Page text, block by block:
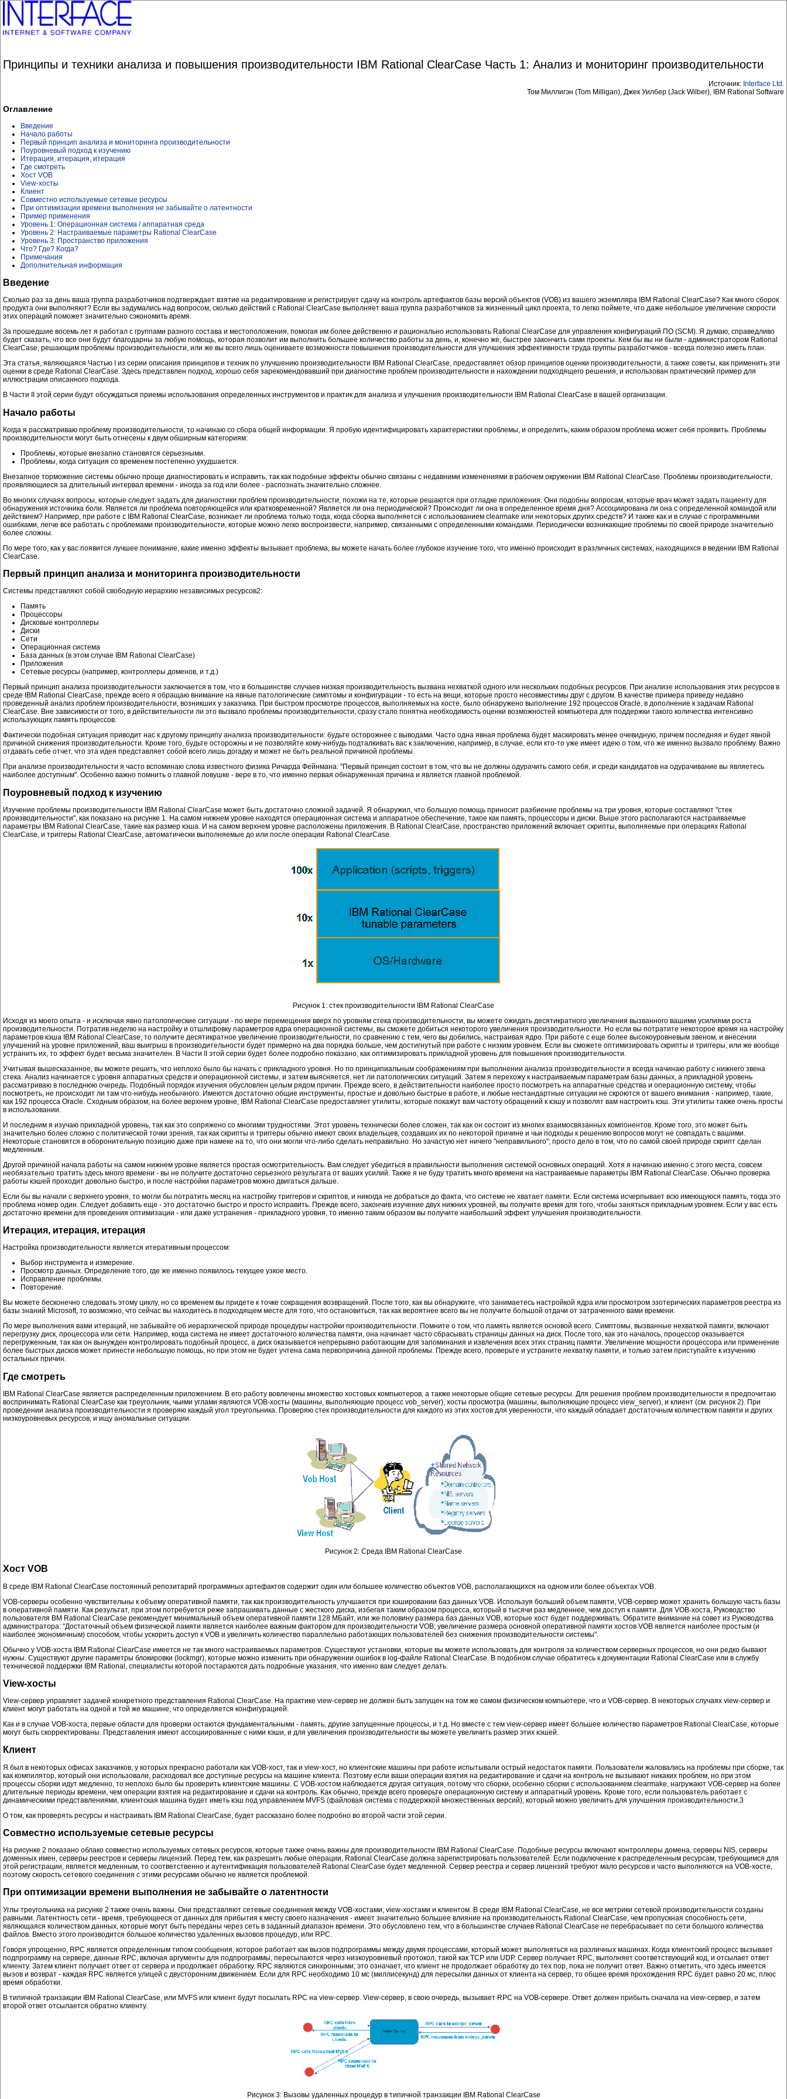
Принципы и техники анализа и повышения производительности IBM Rational ClearCase Часть 1: Анализ и мониторинг производительности
Источник: Interface Ltd
Том Миллигэн (Tom Milligan), Джек Уилбер (Jack Wilber), IBM Rational Software
Оглавление
Введение
Начало работы
Первый принцип анализа и мониторинга производительности
Поуровневый подход к изучению
Итерация, итерация, итерация
Где смотреть
Хост VOB
View-хосты
Клиент
Совместно используемые сетевые ресурсы
При оптимизации времени выполнения не забывайте о латентности
Пример применения
Уровень 1: Операционная система / аппаратная среда
Уровень 2: Настраиваемые параметры Rational ClearCase
Уровень 3: Пространство приложения
Что? Где? Когда?
Примечания
Дополнительная информация
Введение
Сколько раз за день ваша группа разработчиков подтверждает взятие на редактирование и регистрирует сдачу на контроль артефактов базы версий объектов (VOB) из вашего экземпляра IBM Rational ClearCase? Как много сборок
продукта они выполняют? Если вы задумались над вопросом, сколько действий с Rational ClearCase выполняет ваша группа разработчиков за жизненный цикл проекта, то легко поймете, что даже небольшое увеличение скорости
этих операций поможет значительно сэкономить время.
За прошедшие восемь лет я работал с группами разного состава и местоположения, помогая им более действенно и рационально использовать Rational ClearCase для управления конфигураций ПО (SCM). Я думаю, справедливо
будет сказать, что все они будут благодарны за любую помощь, которая позволит им выполнить большее количество работы за день, и, конечно же, быстрее закончить сами проекты. Кем бы вы ни были - администратором Rational
ClearCase, решающим проблемы производительности, или же вы всего лишь оцениваете возможности повышения производительности для улучшения эффективности труда группы разработчиков - всегда полезно иметь план.
Эта статья, являющаяся Частью I из серии описания принципов и техник по улучшению производительности IBM Rational ClearCase, предоставляет обзор принципов оценки производительности, а также советы, как применить эти
оценки в среде Rational ClearCase. Здесь представлен подход, хорошо себя зарекомендовавший при диагностике проблем производительности и нахождении подходящего решения, и использован практический пример для
иллюстрации описанного подхода.
В Части II этой серии будут обсуждаться приемы использования определенных инструментов и практик для анализа и улучшения производительности IBM Rational ClearCase в вашей организации.
Начало работы
Когда я рассматриваю проблему производительности, то начинаю со сбора общей информации. Я пробую идентифицировать характеристики проблемы, и определить, каким образом проблема может себя проявить. Проблемы
производительности могут быть отнесены к двум обширным категориям:
Проблемы, которые внезапно становятся серьезными.
Проблемы, когда ситуация со временем постепенно ухудшается.
Внезапное торможение системы обычно проще диагностировать и исправить, так как подобные эффекты обычно связаны с недавними изменениями в рабочем окружении IBM Rational ClearCase. Проблемы производительности,
проявляющиеся за длительный интервал времени - иногда за год или более - распознать значительно сложнее.
Во многих случаях вопросы, которые следует задать для диагностики проблем производительности, похожи на те, которые решаются при отладке приложения. Они подобны вопросам, которые врач может задать пациенту для
обнаружения источника боли. Является ли проблема повторяющейся или кратковременной? Является ли она периодической? Происходит ли она в определенное время дня? Ассоциирована ли она с определенной командой или
действием? Например, при работе с IBM Rational ClearCase, возникает ли проблема только тогда, когда сборка выполняется с использованием clearmake или некоторых других средств? И также как и в случае с программными
ошибками, легче все работать с проблемами производительности, которые можно легко воспроизвести, например, связанными с определенными командами. Периодически возникающие проблемы по своей природе значительно
более сложны.
По мере того, как у вас появится лучшее понимание, какие именно эффекты вызывает проблема, вы можете начать более глубокое изучение того, что именно происходит в различных системах, находящихся в ведении IBM Rational
ClearCase.
Первый принцип анализа и мониторинга производительности
Системы представляют собой свободную иерархию независимых ресурсов2:
Память
Процессоры
Дисковые контроллеры
Диски
Сети
Операционная система
База данных (в этом случае IBM Rational ClearCase)
Приложения
Сетевые ресурсы (например, контроллеры доменов, и т.д.)
Первый принцип анализа производительности заключается в том, что в большинстве случаев низкая производительность вызвана нехваткой одного или нескольких подобных ресурсов. При анализе использования этих ресурсов в
среде IBM Rational ClearCase, прежде всего я обращаю внимание на явные патологические симптомы и конфигурации - то есть на вещи, которые просто несовместимы друг с другом. В качестве примера приведу недавно
проведенный анализ проблем производительности, возникших у заказчика. При быстром просмотре процессов, выполняемых на хосте, было обнаружено выполнение 192 процессов Oracle, в дополнение к задачам Rational
ClearCase. Вне зависимости от того, в действительности ли это вызвало проблемы производительности, сразу стало понятна необходимость оценки возможностей компьютера для поддержки такого количества интенсивно
использующих память процессов.
Фактически подобная ситуация приводит нас к другому принципу анализа производительности: будьте осторожнее с выводами. Часто одна явная проблема будет маскировать менее очевидную, причем последняя и будет явной
причиной снижения производительности. Кроме того, будьте осторожны и не позволяйте кому-нибудь подталкивать вас к заключению, например, в случае, если кто-то уже имеет идею о том, что же именно вызвало проблему. Важно
отдавать себе отчет, что эта идея представляет собой всего лишь догадку и может не быть реальной причиной проблемы.
При анализе производительности я часто вспоминаю слова известного физика Ричарда Фейнмана: "Первый принцип состоит в том, что вы не должны одурачить самого себя, и среди кандидатов на одурачивание вы являетесь
наиболее доступным". Особенно важно помнить о главной ловушке - вере в то, что именно первая обнаруженная причина и является главной проблемой.
Поуровневый подход к изучению
Изучение проблемы производительности IBM Rational ClearCase может быть достаточно сложной задачей. Я обнаружил, что большую помощь приносит разбиение проблемы на три уровня, которые составляют "стек
производительности", как показано на рисунке 1. На самом нижнем уровне находятся операционная система и аппаратное обеспечение, такое как память, процессоры и диски. Выше этого располагаются настраиваемые
параметры IBM Rational ClearCase, такие как размер кэша. И на самом верхнем уровне расположены приложения. В Rational ClearCase, пространство приложений включает скрипты, выполняемые при операциях Rational
ClearCase, и триггеры Rational ClearCase, автоматически выполняемые до или после операции Rational ClearCase.
Рисунок 1: стек производительности IBM Rational ClearCase
Исходя из моего опыта - и исключая явно патологические ситуации - по мере перемещения вверх по уровням стека производительности, вы можете ожидать десятикратного увеличения вызванного вашими усилиями роста
производительности. Потратив неделю на настройку и отшлифовку параметров ядра операционной системы, вы сможете добиться некоторого увеличения производительности. Но если вы потратите некоторое время на настройку
параметров кэша IBM Rational ClearCase, то получите десятикратное увеличение производительности, по сравнению с тем, чего вы добились, настраивая ядро. При работе с еще более высокоуровневым звеном, и внесении
улучшений на уровне приложений, ваш выигрыш в производительности будет примерно на два порядка больше, чем достигнутый при работе с низким уровнем. Если вы сможете оптимизировать скрипты и триггеры, или же вообще
устранить их, то эффект будет весьма значителен. В Части II этой серии будет более подробно показано, как оптимизировать прикладной уровень для повышения производительности.
Учитывая вышесказанное, вы можете решить, что неплохо было бы начать с прикладного уровня. Но по принципиальным соображениям при выполнении анализа производительности я всегда начинаю работу с нижнего звена
стека. Анализ начинается с уровня аппаратных средств и операционной системы, и затем выясняется, нет ли патологических ситуаций. Затем я перехожу к настраиваемым параметрам базы данных, а прикладной уровень
рассматриваю в последнюю очередь. Подобный порядок изучения обусловлен целым рядом причин. Прежде всего, в действительности наиболее просто посмотреть на аппаратные средства и операционную систему, чтобы
посмотреть, не происходит ли там что-нибудь необычного. Имеются достаточно общие инструменты, простые и довольно быстрые в работе, и любые нестандартные ситуации не скроются от вашего внимания - например, такие,
как 192 процесса Oracle. Сходным образом, на более верхнем уровне, IBM Rational ClearCase предоставляет утилиты, которые покажут вам частоту обращений к кэшу и позволят вам настроить кэш. Эти утилиты также очень просты
в использовании.
И последним я изучаю прикладной уровень, так как это сопряжено со многими трудностями. Этот уровень технически более сложен, так как он состоит из многих взаимосвязанных компонентов. Кроме того, это может быть
значительно более сложно с политической точки зрения, так как скрипты и триггеры обычно имеют своих владельцев, создавших их по некоторой причине и чьи подходы к решению вопросов могут не совпадать с вашими.
Некоторые становятся в оборонительную позицию даже при намеке на то, что они могли что-либо сделать неправильно. Но зачастую нет ничего "неправильного"; просто дело в том, что по самой своей природе скрипт сделан
медленным.
Другой причиной начала работы на самом нижнем уровне является простая осмотрительность. Вам следует убедиться в правильности выполнения системой основных операций. Хотя я начинаю именно с этого места, совсем
необязательно тратить здесь много времени - вы не получите достаточно серьезного результата от ваших усилий. Также я не буду тратить много времени на настраиваемые параметры IBM Rational ClearCase. Обычно проверка
работы кэшей проходит довольно быстро, и после настройки параметров можно двигаться дальше.
Если бы вы начали с верхнего уровня, то могли бы потратить месяц на настройку триггеров и скриптов, и никогда не добраться до факта, что системе не хватает памяти. Если система исчерпывает всю имеющуюся память, тогда это
проблема номер один. Следует добавить еще - это достаточно быстро и просто исправить. Прежде всего, закончив изучение двух нижних уровней, вы получите время для того, чтобы заняться прикладным уровнем. Если у вас есть
достаточно времени для проведения оптимизации - или даже устранения - прикладного уровня, то именно таким образом вы получите наибольший эффект улучшения производительности.
Итерация, итерация, итерация
Настройка производительности является итеративным процессом:
Выбор инструмента и измерение.
Просмотр данных. Определение того, где же именно появилось текущее узкое место.
Исправление проблемы.
Повторение.
Вы можете бесконечно следовать этому циклу, но со временем вы придете к точке сокращения возвращений. После того, как вы обнаружите, что занимаетесь настройкой ядра или просмотром эзотерических параметров реестра из
базы знаний Microsoft, то возможно, что сейчас вы находитесь в подходящем месте для того, что остановиться, так как вероятнее всего вы не получите большой отдачи от затраченного вами времени.
По мере выполнения вами итераций, не забывайте об иерархической природе процедуры настройки производительности. Помните о том, что память является основой всего. Симптомы, вызванные нехваткой памяти, включают
перегрузку диск, процессора или сети. Например, когда система не имеет достаточного количества памяти, она начинает часто сбрасывать страницы данных на диск. После того, как это началось, процессор оказывается
перегруженным, так как он вынужден контролировать подобный процесс, а диск оказывается непрерывно работающим для запоминания и извлечения всех этих страниц памяти. Увеличение мощности процессора или применение
более быстрых дисков может принести небольшую помощь, но при этом не будет учтена сама первопричина данной проблемы. Прежде всего, проверьте и устраните нехватку памяти, и только затем приступайте к изучению
остальных причин.
Где смотреть
IBM Rational ClearCase является распределенным приложением. В его работу вовлечены множество хостовых компьютеров, а также некоторые общие сетевые ресурсы. Для решения проблем производительности я предпочитаю
воспринимать Rational ClearCase как треугольник, чьими углами являются VOB-хосты (машины, выполняющие процесс vob_server), хосты просмотра (машины, выполняющие процесс view_server), и клиент (см. рисунок 2). При
проведении анализа производительности я проверяю каждый угол треугольника. Проверяю стек производительности для каждого из этих хостов для уверенности, что каждый обладает достаточным количеством памяти и других
низкоуровневых ресурсов, и ищу аномальные ситуации.
Рисунок 2: Среда IBM Rational ClearCase
Хост VOB
В среде IBM Rational ClearCase постоянный репозитарий программных артефактов содержит один или большее количество объектов VOB, располагающихся на одном или более объектах VOB.
VOB-серверы особенно чувствительны к объему оперативной памяти, так как производительность улучшается при кэшировании баз данных VOB. Используя больший объем памяти, VOB-сервер может хранить большую часть базы
в оперативной памяти. Как результат, при этом потребуется реже запрашивать данные с жесткого диска, избегая таким образом процесса, который в тысячи раз медленнее, чем доступ к памяти. Для VOB-хоста, Руководство
пользователя BM Rational ClearCase рекомендует минимальный объем оперативной памяти 128 MБайт, или же половину размера баз данных VOB, которые хост будет поддерживать. Обратите внимание на совет из Руководства
администратора: "Достаточный объем физической памяти является наиболее важным фактором для производительности VOB; увеличение размера основной оперативной памяти хостов VOB является наиболее простым (и
наиболее экономичным) способом, чтобы ускорить доступ к VOB и увеличить количество параллельно работающих пользователей без снижения производительности системы".
Обычно у VOB-хоста IBM Rational ClearCase имеется не так много настраиваемых параметров. Существуют установки, которые вы можете использовать для контроля за количеством серверных процессов, но они редко бывают
нужны. Существуют другие параметры блокировки (lockmgr), которые можно изменить при обнаружении ошибок в log-файле Rational ClearCase. В подобном случае обратитесь к документации Rational ClearCase или в службу
технической поддержки IBM Rational, специалисты которой постараются дать подробные указания, что именно вам следует делать.
View-хосты
View-сервер управляет задачей конкретного представления Rational ClearCase. На практике view-сервер не должен быть запущен на том же самом физическом компьютере, что и VOB-сервер. В некоторых случаях view-сервер и
клиент могут работать на одной и той же машине, что определяется конфигурацией.
Как и в случае VOB-хоста, первые области для проверки остаются фундаментальными - память, другие запущенные процессы, и т.д. Но вместе с тем view-сервер имеет большее количество параметров Rational ClearCase, которые
могут быть скорректированы. Представления имеют ассоциированные с ними кэши, и для увеличения производительности вы можете увеличить размер этих кэшей.
Клиент
Я был в некоторых офисах заказчиков, у которых прекрасно работали как VOB-хост, так и view-хост, но клиентские машины при работе испытывали острый недостаток памяти. Пользователи жаловались на проблемы при сборке, так
как компилятор, который они использовали, расходовал все доступные ресурсы на машине клиента. Поэтому если ваши операции взятия на редактирование и сдачи на контроль не вызывают никаких проблем, но при этом
процессы сборки идут медленно, то неплохо было бы проверить клиентские машины. С VOB-хостом наблюдается другая ситуация, потому что сборки, особенно сборки с использованием clearmake, нагружают VOB-сервер на более
длительные периоды времени, чем операции взятия на редактирование и сдачи на контроль. Как обычно, прежде всего проверьте операционную систему и аппаратный уровень. Кроме того, если пользователь работает с
динамическими представлениями, клиентская машина будет иметь кэш под управлением MVFS (файловая система с поддержкой множественных версий), который можно увеличить для улучшения производительности.3
О том, как проверять ресурсы и настраивать IBM Rational ClearCase, будет рассказано более подробно во второй части этой серии.
Совместно используемые сетевые ресурсы
На рисунке 2 показано облако совместно используемых сетевых ресурсов, которые также очень важны для производительности IBM Rational ClearCase. Подобные ресурсы включают контроллеры домена, серверы NIS, серверы
доменных имен, серверы реестров и серверы лицензий. Перед тем, как разрешить любые операции, Rational ClearCase должна зарегистрировать пользователей. Если подключение к распределенным ресурсам, требующимся для
этой регистрации, является медленным, то соответственно и аутентификация пользователей Rational ClearCase будет медленной. Сервер реестра и сервер лицензий требуют мало ресурсов и часто выполняются на VOB-хосте,
поэтому скорость сетевого соединения с этими ресурсами обычно не является проблемой.
При оптимизации времени выполнения не забывайте о латентности
Углы треугольника на рисунке 2 также очень важны. Они представляют сетевые соединения между VOB-хостами, view-хостами и клиентом. В среде IBM Rational ClearCase, не все метрики сетевой производительности созданы
равными. Латентность сети - время, требующееся от данных для прибытия к месту своего назначения - имеет значительно большее влияние на производительность Rational ClearCase, чем пропускная способность сети,
являющаяся количеством данных, которые могут быть переданы через сеть в заданный диапазон времени. Это обусловлено тем, что в большинстве случаев Rational ClearCase не перебрасывает по сети большого количества
файлов. Вместо этого производится большое количество удаленных вызовов процедур, или RPC.
Говоря упрощенно, RPC является определенным типом сообщения, которое работает как вызов подпрограммы между двумя процессами, который может выполняться на различных машинах. Когда клиентский процесс вызывает
подпрограмму на сервере, данные RPC, включая аргументы для подпрограммы, пересылаются через низкоуровневый протокол, такой как TCP или UDP. Сервер получает RPC, выполняет соответствующий код, и отсылает ответ
клиенту. Затем клиент получает ответ от сервера и продолжает обработку. RPC являются синхронными; это означает, что клиент не продолжает обработку до тех пор, пока не получит ответ. Важно отметить, что здесь имеется
вызов и возврат - каждая RPC является улицей с двусторонним движением. Если для RPC необходимо 10 мс (миллисекунд) для пересылки данных от клиента на сервер, то общее время прохождения RPC будет равно 20 мс, плюс
время обработки.
В типичной транзакции IBM Rational ClearCase, или MVFS или клиент будут посылать RPC на view-сервер. View-сервер, в свою очередь, вызывает RPC на VOB-сервере. Ответ должен прибыть сначала на view-сервер, и затем
второй ответ отсылается обратно клиенту.
Рисунок 3: Вызовы удаленных процедур в типичной транзакции IBM Rational ClearCase